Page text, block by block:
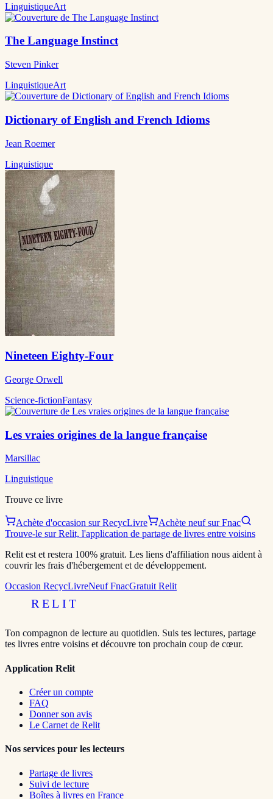
LinguistiqueArt
The Language Instinct
Steven Pinker
LinguistiqueArt
Dictionary of English and French Idioms
Jean Roemer
Linguistique
Nineteen Eighty-Four
George Orwell
Science-fictionFantasy
Les vraies origines de la langue française
Marsillac
Linguistique
Trouve ce livre
Achète d'occasion sur RecycLivre
Achète neuf sur Fnac
Trouve-le sur Relit, l'application de partage de livres entre voisins
Relit est et restera 100% gratuit. Les liens d'affiliation nous aident à
couvrir les frais d'hébergement et de développement.
Occasion RecycLivreNeuf FnacGratuit Relit
RELIT
Ton compagnon de lecture au quotidien. Suis tes lectures, partage
tes livres entre voisins et découvre ton prochain coup de cœur.
Application Relit
Créer un compte
FAQ
Donner son avis
Le Carnet de Relit
Nos services pour les lecteurs
Partage de livres
Suivi de lecture
Boîtes à livres en France